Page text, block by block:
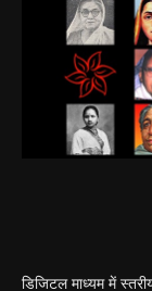
डिजिटल माध्यम में